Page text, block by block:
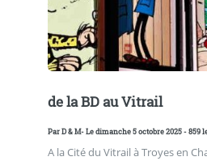
de la BD au Vitrail
ParD & M- Le dimanche 5 octobre 2025 - 859
A la Cité du Vitrail à Troyes en